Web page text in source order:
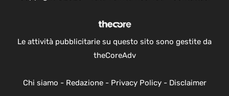
Le attività pubblicitarie su questo sito sono gestite da
theCoreAdv
Chi siamo - Redazione- Privacy Policy- Disclaimer